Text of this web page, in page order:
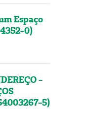
Espaço
0)
-
5)